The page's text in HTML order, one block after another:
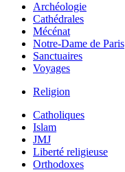
Archéologie
Cathédrales
Mécénat
Notre-Dame de Paris
Sanctuaires
Voyages
Religion
Catholiques
Islam
JMJ
Liberté religieuse
Orthodoxes